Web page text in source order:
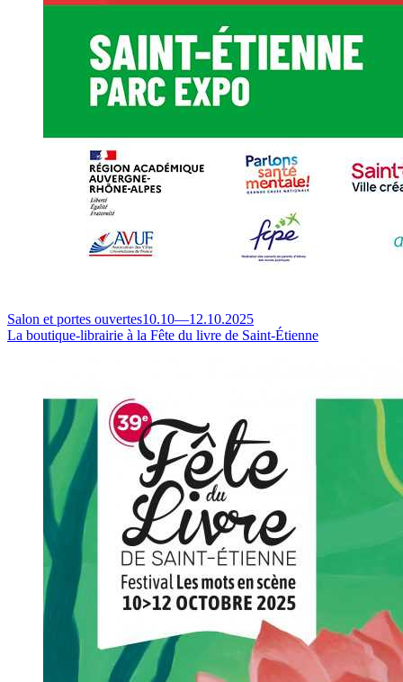
Salon et portes ouvertes10.10—12.10.2025
La boutique-librairie à la Fête du livre de Saint-Étienne